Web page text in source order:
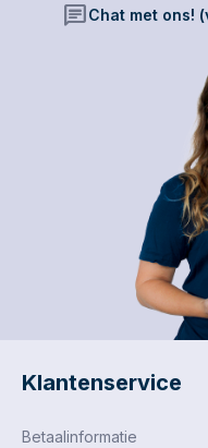
chatChat met ons!
Klantenservice
Betaalinformatie